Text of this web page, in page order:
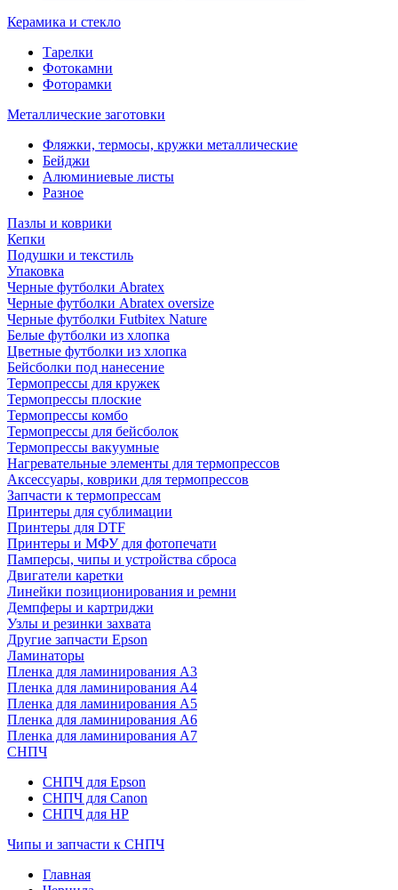
Керамика и стекло
Тарелки
Фотокамни
Фоторамки
Металлические заготовки
Фляжки, термосы, кружки металлические
Бейджи
Алюминиевые листы
Разное
Пазлы и коврики
Кепки
Подушки и текстиль
Упаковка
Черные футболки Abratex
Черные футболки Abratex oversize
Черные футболки Futbitex Nature
Белые футболки из хлопка
Цветные футболки из хлопка
Бейсболки под нанесение
Термопрессы для кружек
Термопрессы плоские
Термопрессы комбо
Термопрессы для бейсболок
Термопрессы вакуумные
Нагревательные элементы для термопрессов
Аксессуары, коврики для термопрессов
Запчасти к термопрессам
Принтеры для сублимации
Принтеры для DTF
Принтеры и МФУ для фотопечати
Памперсы, чипы и устройства сброса
Двигатели каретки
Линейки позиционирования и ремни
Демпферы и картриджи
Узлы и резинки захвата
Другие запчасти Epson
Ламинаторы
Пленка для ламинирования А3
Пленка для ламинирования А4
Пленка для ламинирования А5
Пленка для ламинирования А6
Пленка для ламинирования А7
СНПЧ
СНПЧ для Epson
СНПЧ для Canon
СНПЧ для HP
Чипы и запчасти к СНПЧ
Главная